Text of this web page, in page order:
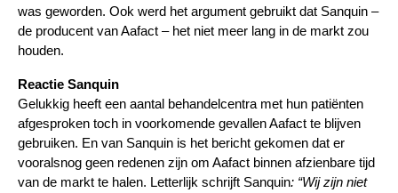
was geworden. Ook werd het argument gebruikt dat Sanquin –
de producent van Aafact – het niet meer lang in de markt zou
houden.
Reactie Sanquin
Gelukkig heeft een aantal behandelcentra met hun patiënten
afgesproken toch in voorkomende gevallen Aafact te blijven
gebruiken. En van Sanquin is het bericht gekomen dat er
vooralsnog geen redenen zijn om Aafact binnen afzienbare tijd
van de markt te halen. Letterlijk schrijft Sanquin: “Wij zijn niet